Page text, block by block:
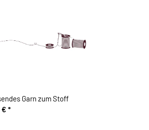
Garn zum Stoff
€ *